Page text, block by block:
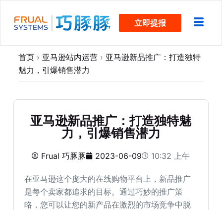
过
立即提报
首页 › 亚马逊站内运营 › 亚马逊新品推广：打造独特
魅力，引爆销售潜力
亚马逊新品推广：打造独特魅
力，引爆销售潜力
Frual 巧豚豚 2023-06-09 10:32 上午
在亚马逊这个庞大的在线购物平台上，新品推广
是每个卖家都追求的目标。通过巧妙的推广策
略，您可以让您的新产品在激烈的市场竞争中脱